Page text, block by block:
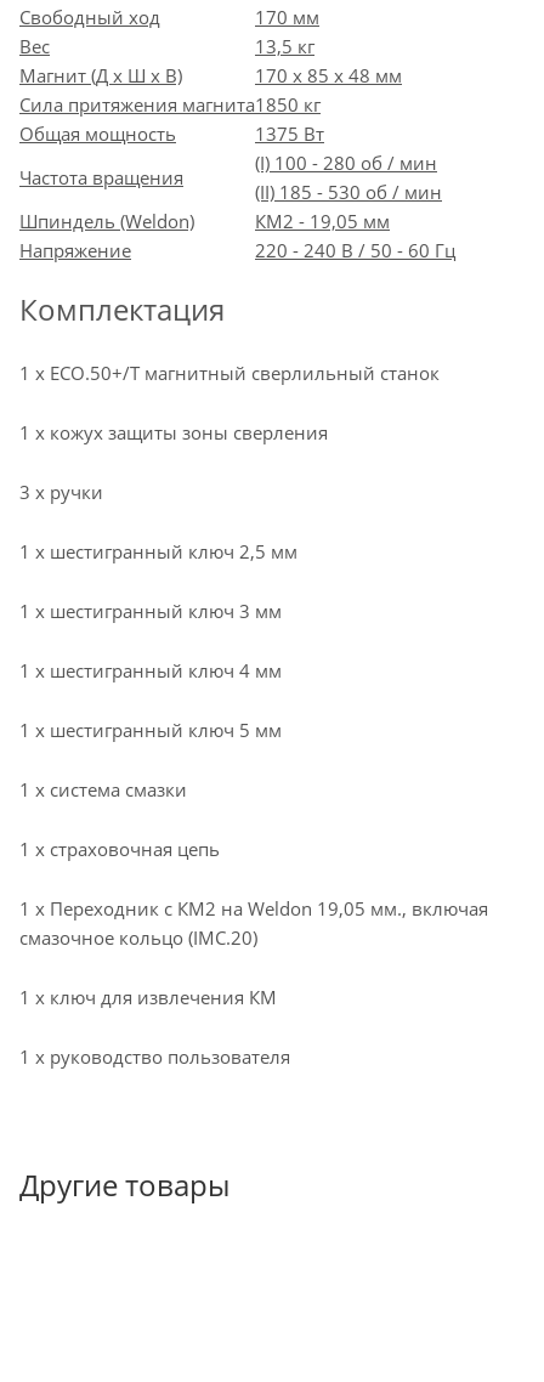
Свободный ход
170 мм
Вес
13,5 кг
Магнит (Д х Ш х В)
170 x 85 x 48 мм
Сила притяжения магнита1850 кг
Общая мощность
1375 Вт
Частота вращения
(I) 100 - 280 об / мин
(II) 185 - 530 об / мин
Шпиндель (Weldon)
КМ2 - 19,05 мм
Напряжение
220 - 240 В / 50 - 60 Гц
Комплектация
1 х ECO.50+/T магнитный сверлильный станок
1 х кожух защиты зоны сверления
3 х ручки
1 х шестигранный ключ 2,5 мм
1 х шестигранный ключ 3 мм
1 х шестигранный ключ 4 мм
1 х шестигранный ключ 5 мм
1 х система смазки
1 х страховочная цепь
1 х Переходник с КМ2 на Weldon 19,05 мм., включая
смазочное кольцо (IMC.20)
1 х ключ для извлечения КМ
1 х руководство пользователя
Другие товары